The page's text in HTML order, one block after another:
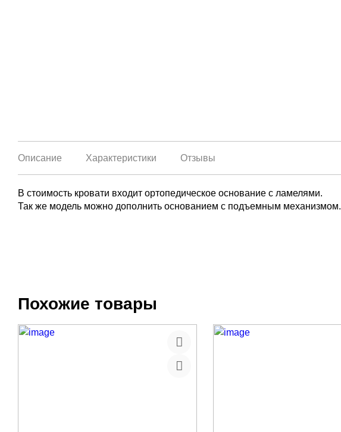
Описание Характеристики Отзывы
В стоимость кровати входит ортопедическое основание с ламелями.
Так же модель можно дополнить основанием с подъемным механизмом.
Похожие товары